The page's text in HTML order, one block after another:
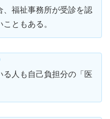
、福祉事務所が受診を認
ともある。
人も自己負担分の「医